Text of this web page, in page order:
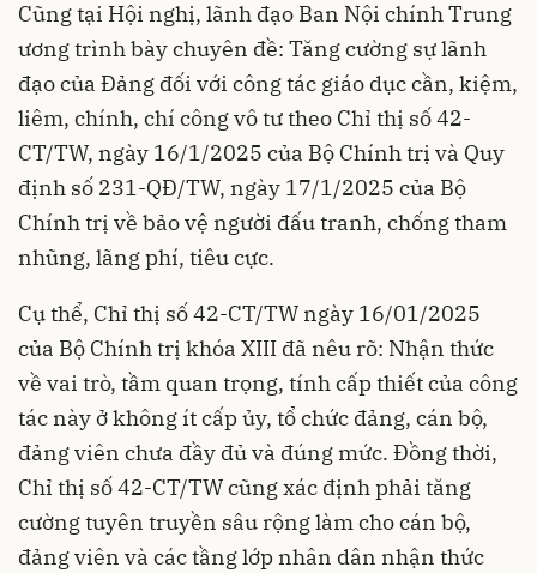
Cũng tại Hội nghị, lãnh đạo Ban Nội chính Trung
ương trình bày chuyên đề: Tăng cường sự lãnh
đạo của Đảng đối với công tác giáo dục cần, kiệm,
liêm, chính, chí công vô tư theo Chỉ thị số 42-
CT/TW, ngày 16/1/2025 của Bộ Chính trị và Quy
định số 231-QĐ/TW, ngày 17/1/2025 của Bộ
Chính trị về bảo vệ người đấu tranh, chống tham
nhũng, lãng phí, tiêu cực.
Cụ thể, Chỉ thị số 42-CT/TW ngày 16/01/2025
của Bộ Chính trị khóa XIII đã nêu rõ: Nhận thức
về vai trò, tầm quan trọng, tính cấp thiết của công
tác này ở không ít cấp ủy, tổ chức đảng, cán bộ,
đảng viên chưa đầy đủ và đúng mức. Đồng thời,
Chỉ thị số 42-CT/TW cũng xác định phải tăng
cường tuyên truyền sâu rộng làm cho cán bộ,
đảng viên và các tầng lớp nhân dân nhận thức